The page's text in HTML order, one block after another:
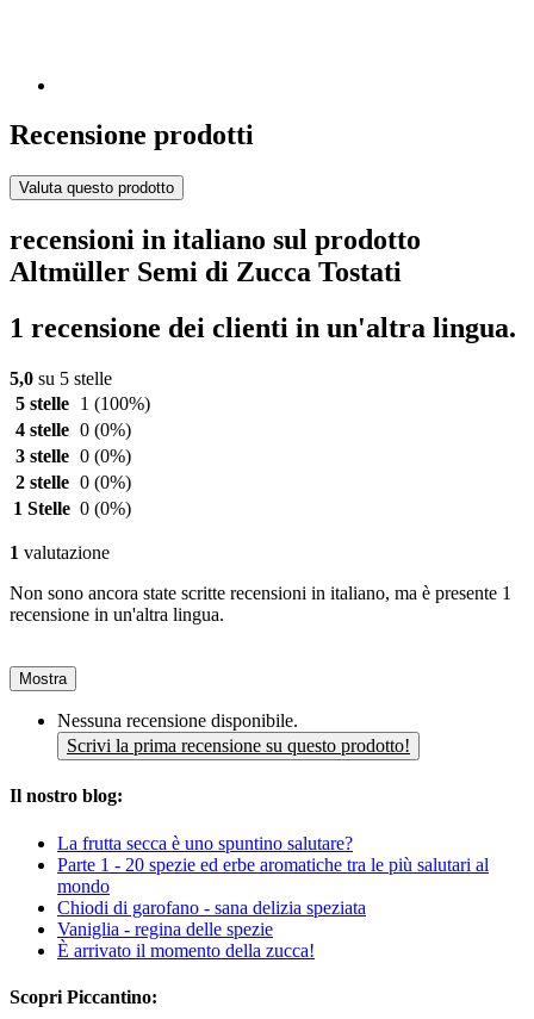
Recensione prodotti
Valuta questo prodotto
recensioni in italiano sul prodotto
Altmüller Semi di Zucca Tostati
1 recensione dei clienti in un'altra lingua.
5,0 su 5 stelle
5 stelle
1 (100%)
4 stelle 0 (0%)
3 stelle 0 (0%)
2 stelle 0 (0%)
1 Stelle 0 (0%)
1 valutazione
Non sono ancora state scritte recensioni in italiano, ma è presente 1
recensione in un'altra lingua.
Mostra
Nessuna recensione disponibile.
Scrivi la prima recensione su questo prodotto!
Il nostro blog:
La frutta secca è uno spuntino salutare?
Parte 1 - 20 spezie ed erbe aromatiche tra le più salutari al
mondo
Chiodi di garofano - sana delizia speziata
Vaniglia - regina delle spezie
È arrivato il momento della zucca!
Scopri Piccantino: